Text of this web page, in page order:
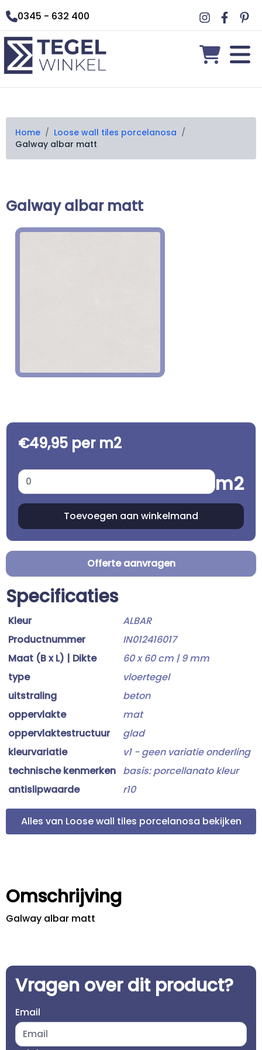
0345 - 632 400
Home / Loose wall tiles porcelanosa /
Galway albar matt
Galway albar matt
€49,95 per m2
m2
Offerte aanvragen
Specificaties
Kleur
ALBAR
Productnummer
IN012416017
Maat (B x L) | Dikte
60 x 60 cm | 9 mm
type
vloertegel
uitstraling
beton
oppervlakte
mat
oppervlaktestructuur
glad
kleurvariatie
v1 - geen variatie onderling
technische kenmerken basis: porcellanato kleur
antislipwaarde
r10
Alles van Loose wall tiles porcelanosa bekijken
Omschrijving
Galway albar matt
Vragen over dit product?
Email